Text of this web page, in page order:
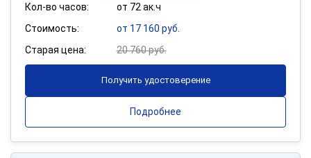
Кол-во часов:
от 72 ак.ч
Стоимость:
от 17 160 руб.
Старая цена:
20 760 руб.
Получить удостоверение
Подробнее